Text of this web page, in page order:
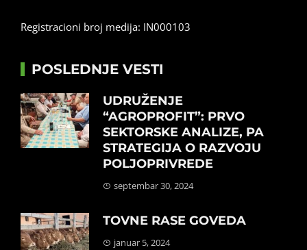
Registracioni broj medija: IN000103
POSLEDNJE VESTI
UDRUŽENJE
“AGROPROFIT”: PRVO
SEKTORSKE ANALIZE, PA
STRATEGIJA O RAZVOJU
POLJOPRIVREDE
septembar 30, 2024
TOVNE RASE GOVEDA
januar 5, 2024